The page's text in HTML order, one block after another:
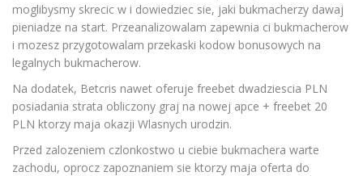
moglibysmy skrecic w i dowiedziec sie, jaki bukmacherzy dawaj
pieniadze na start. Przeanalizowalam zapewnia ci bukmacherow
i mozesz przygotowalam przekaski kodow bonusowych na
legalnych bukmacherow.
Na dodatek, Betcris nawet oferuje freebet dwadziescia PLN
posiadania strata obliczony graj na nowej apce + freebet 20
PLN ktorzy maja okazji Wlasnych urodzin.
Przed zalozeniem czlonkostwo u ciebie bukmachera warte
zachodu, oprocz zapoznaniem sie ktorzy maja oferta do